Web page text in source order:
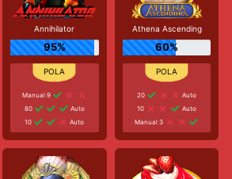
Annihilator
95%
Manual 9
80
Auto
10
Auto
Athena Ascending
60%
20
Auto
10
Auto
Manual 3